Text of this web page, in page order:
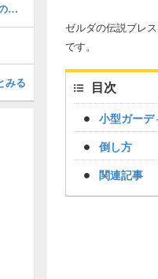
ゼルダの伝説ブレ
です。
目次
小型ガー
倒し方
関連記事
シベニーロの祠の場所と攻略｜双子の記憶
みる